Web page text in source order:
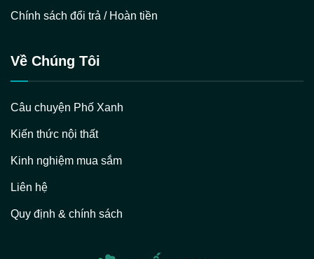
Chính sách đổi trả / Hoàn tiền
Về Chúng Tôi
Câu chuyện Phố Xanh
Kiến thức nội thất
Kinh nghiệm mua sắm
Liên hệ
Quy định & chính sách